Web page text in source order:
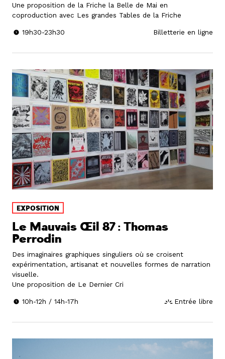
Une proposition de la Friche la Belle de Mai en
coproduction avec Les grandes Tables de la Friche
19h30-23h30 Billetterie en ligne
EXPOSITION
Le Mauvais Œil 87 : Thomas
Perrodin
Des imaginaires graphiques singuliers où se croisent
expérimentation, artisanat et nouvelles formes de narration
visuelle.
Une proposition de Le Dernier Cri
10h-12h / 14h-17h Entrée libre